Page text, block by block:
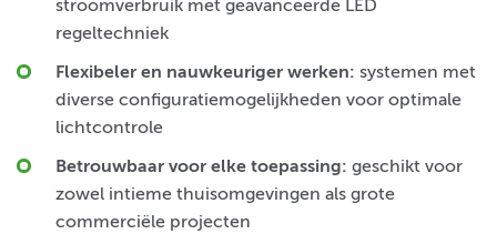
stroomverbruik met geavanceerde LED
regeltechniek
Flexibeler en nauwkeuriger werken: systemen met
diverse configuratiemogelijkheden voor optimale
lichtcontrole
Betrouwbaar voor elke toepassing: geschikt voor
zowel intieme thuisomgevingen als grote
commerciële projecten